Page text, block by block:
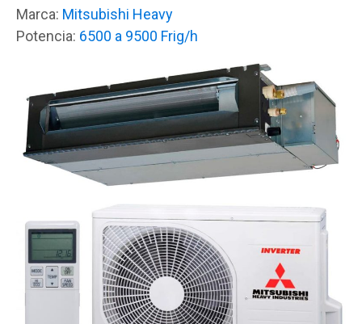
Marca: Mitsubishi Heavy
Potencia: 6500 a 9500 Frig/h